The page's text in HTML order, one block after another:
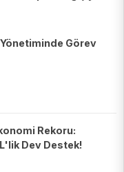
Yönetiminde Görev
Rekoru:
Dev Destek!